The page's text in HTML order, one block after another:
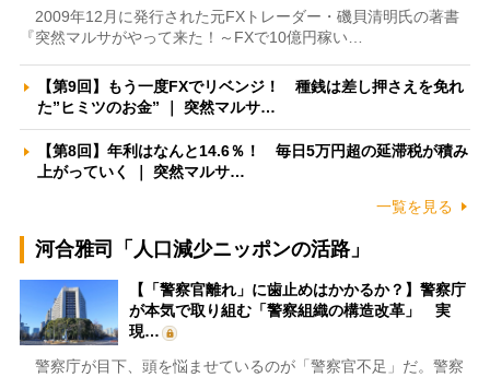
2009年12月に発行された元FXトレーダー・磯貝清明氏の著書
『突然マルサがやって来た！～FXで10億円稼い…
【第9回】もう一度FXでリベンジ！ 種銭は差し押さえを免れ
た”ヒミツのお金” ｜ 突然マルサ…
【第8回】年利はなんと14.6％！ 毎日5万円超の延滞税が積み
上がっていく ｜ 突然マルサ…
一覧を見る
河合雅司「人口減少ニッポンの活路」
【「警察官離れ」に歯止めはかかるか？】警察庁
が本気で取り組む「警察組織の構造改革」 実
現…
警察庁が目下、頭を悩ませているのが「警察官不足」だ。警察